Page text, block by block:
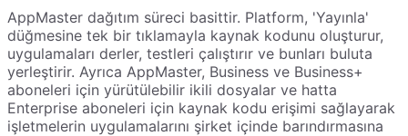
AppMaster dağıtım süreci basittir. Platform, 'Yayınla'
düğmesine tek bir tıklamayla kaynak kodunu oluşturur,
uygulamaları derler, testleri çalıştırır ve bunları buluta
yerleştirir. Ayrıca AppMaster, Business ve Business+
aboneleri için yürütülebilir ikili dosyalar ve hatta
Enterprise aboneleri için kaynak kodu erişimi sağlayarak
işletmelerin uygulamalarını şirket içinde barındırmasına